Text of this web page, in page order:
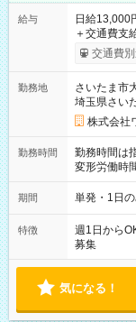
給与
日給13,000
＋交通費支給 ★交通費全額支給！ ┗案件により規定あり
いOK！（
ンビニATMか
交通費
勤務地
さいたま市
埼玉県さい
株式会社
勤務時間
勤務時間は
変形労働時間制 想
～21：00
期間 単発・1日
特徴
週1日から
募集
気になる！